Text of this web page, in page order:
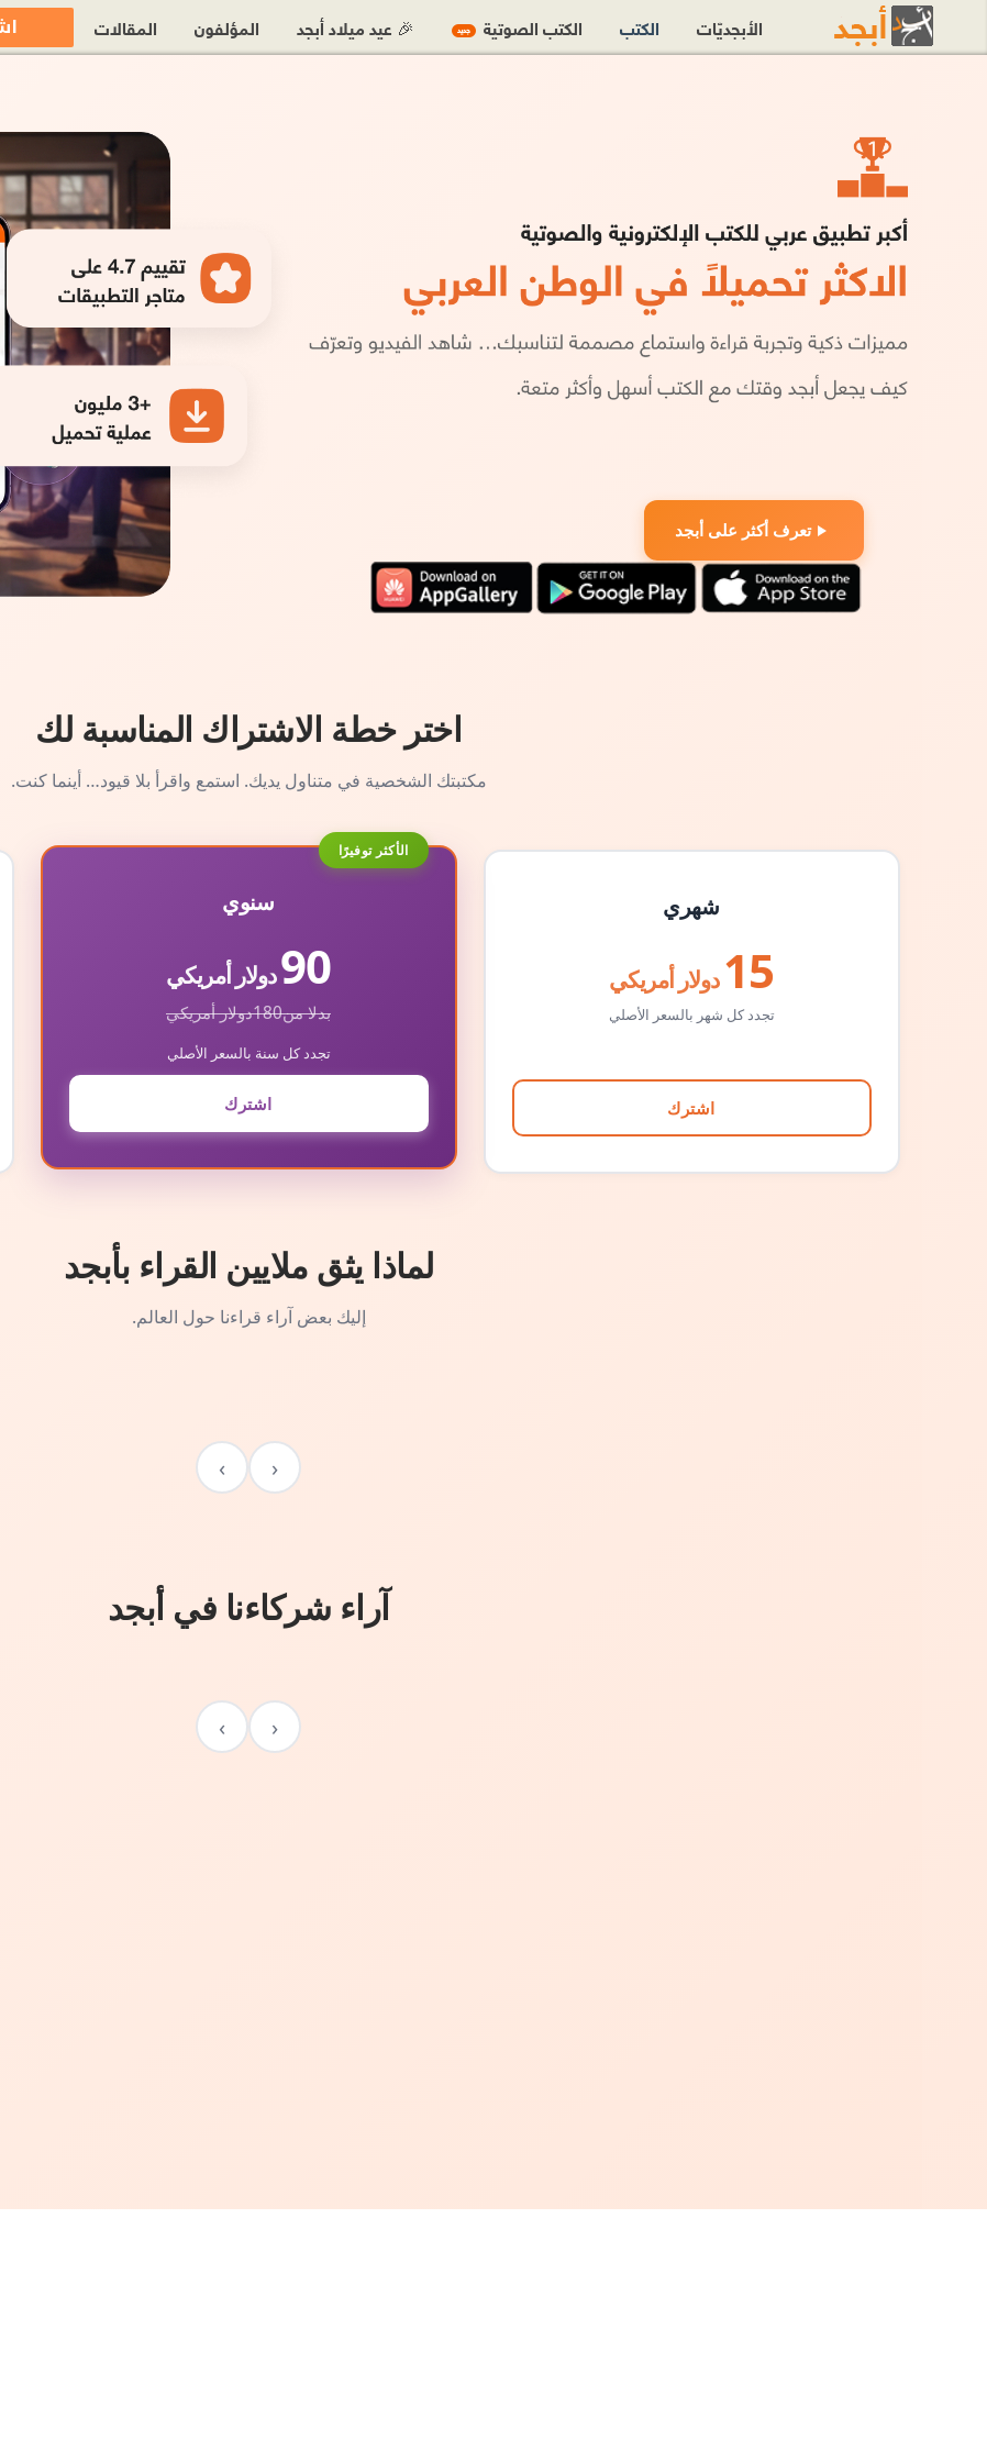
تعرف أكثر على أبجد
اختر خطة الاشتراك المناسبة لك
مكتبتك الشخصية في متناول يديك. استمع واقرأ بلا قيود… أينما كنت.
شهري
15 دولار أمريكي
تجدد كل شهر بالسعر الأصلي
اشترك
الأكثر توفيرًا
سنوي
90دولار أمريكي
بدلا من180دولار أمريكي
تجدد كل سنة بالسعر الأصلي
اشترك
لماذا يثق ملايين القراء بأبجد
إليك بعض آراء قراءنا حول العالم.
‹
›
آراء شركاءنا في أبجد
‹
›
الأبجديّات الكتب الكتب الصوتية جديد 🎉 عيد ميلاد أبجد المؤلفون المقالات